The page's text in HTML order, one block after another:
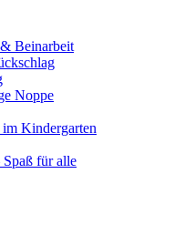
Beinarbeit
Noppe
Kindergarten
für alle